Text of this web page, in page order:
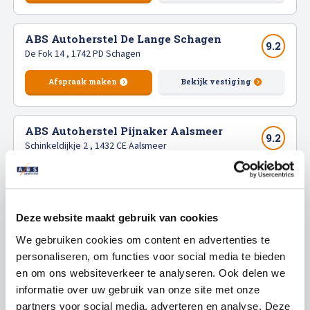
Deze website maakt gebruik van cookies
We gebruiken cookies om content en advertenties te
personaliseren, om functies voor social media te bieden
en om ons websiteverkeer te analyseren. Ook delen we
informatie over uw gebruik van onze site met onze
partners voor social media, adverteren en analyse. Deze
Bekijk vestiging
ABS Autoherstel De Laat Heerhugowaard
Newtonstraat 38 , 1704 SB Heerhugowaard
9.2 133beoordelingen
Vandaag gesloten
072-571 2390
info@absdelaat.nl
Bekijk vestiging
Van Slingelandtstraat 16-18 , 1051 CH Amsterdam
9.0 65beoordelingen
Vandaag gesloten
020-682 6740
Snel, professioneel en duurzaam autoschade herstel
Altijd BOVAG- en herstelgarantie
? Neem dan vandaag nog contactop. Wij zorgen ervoor dat
uw auto er weer als nieuw uitziet!
ABS Autoherstel De Lange Schagen
De Fok 14 , 1742 PD Schagen
9.2
Afspraak maken Bekijk vestiging
ABS Autoherstel Pijnaker Aalsmeer
Schinkeldijkje 2 , 1432 CE Aalsmeer
9.2
Bekijk vestiging
ABS Autoherstel De Laat Heerhugowaard
Newtonstraat 38 , 1704 SB Heerhugowaard